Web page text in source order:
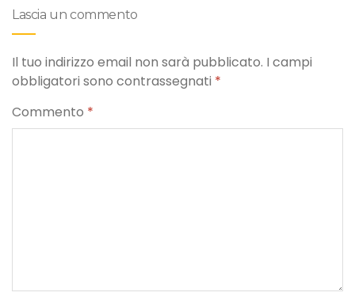
Lascia un commento
Il tuo indirizzo email non sarà pubblicato. I campi
obbligatori sono contrassegnati *
Commento *